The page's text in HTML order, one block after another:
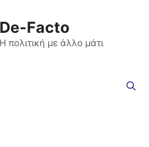
De-Facto
Η πολιτική με άλλο μάτι